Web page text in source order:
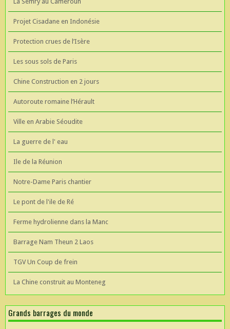
Projet Cisadane en Indonésie
Protection crues de l’Isère
Les sous sols de Paris
Chine Construction en 2 jours
Autoroute romaine l’Hérault
Ville en Arabie Séoudite
La guerre de l' eau
Ile de la Réunion
Notre-Dame Paris chantier
Le pont de l'ile de Ré
Ferme hydrolienne dans la Manc
Barrage Nam Theun 2 Laos
TGV Un Coup de frein
La Chine construit au Monteneg
Grands barrages du monde